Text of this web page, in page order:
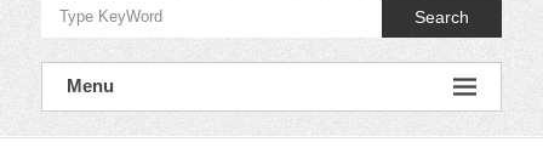
Search
Menu